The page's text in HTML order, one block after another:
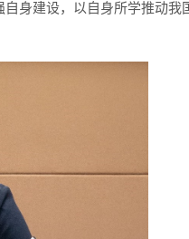
身建设，以自身所学推动我